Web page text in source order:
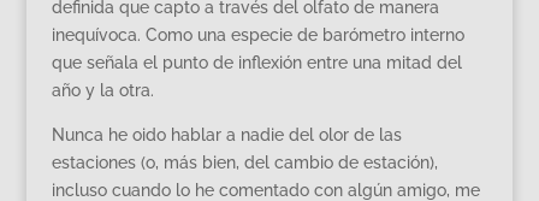
definida que capto a través del olfato de manera
inequívoca. Como una especie de barómetro interno
que señala el punto de inflexión entre una mitad del
año y la otra.
Nunca he oido hablar a nadie del olor de las
estaciones (o, más bien, del cambio de estación),
incluso cuando lo he comentado con algún amigo, me